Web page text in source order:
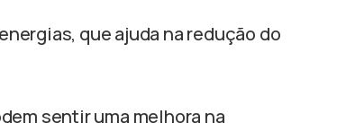
que ajuda na redução do
sentir uma melhora na